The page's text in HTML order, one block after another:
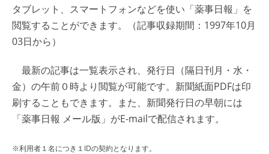
タブレット、スマートフォンなどを使い「薬事日報」を
閲覧することができます。（記事収録期間：1997年10月
03日から）
最新の記事は一覧表示され、発行日（隔日刊月・水・
金）の午前０時より閲覧が可能です。新聞紙面PDFは印
刷することもできます。また、新聞発行日の早朝には
「薬事日報 メール版」がE-mailで配信されます。
※利用者１名につき１IDの契約となります。